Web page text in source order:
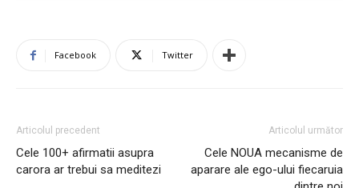
Facebook Twitter
Articolul precedent
Cele 100+ afirmatii asupra
carora ar trebui sa meditezi
Articolul următor
Cele NOUA mecanisme de
aparare ale ego-ului fiecaruia